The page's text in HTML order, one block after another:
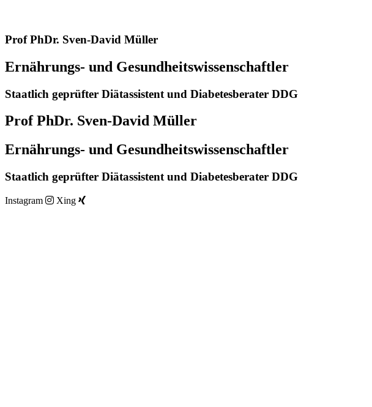
Prof PhDr. Sven-David Müller
Ernährungs- und Gesundheitswissenschaftler
Staatlich geprüfter Diätassistent und Diabetesberater DDG
Prof PhDr. Sven-David Müller
Ernährungs- und Gesundheitswissenschaftler
Staatlich geprüfter Diätassistent und Diabetesberater DDG
Instagram
Xing